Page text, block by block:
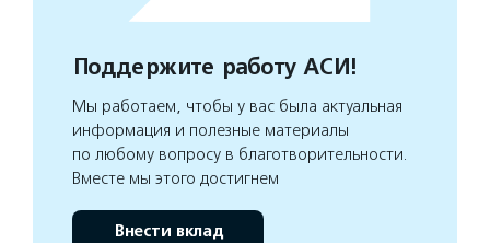
Поддержите работу АСИ!
Мы работаем, чтобы у вас была актуальная
информация и полезные материалы
по любому вопросу в благотворительности.
Вместе мы этого достигнем
Внести вклад